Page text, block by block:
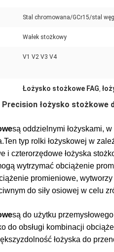
Stal chromowana/GCr15/stal
Wałek stożkowy
V1 V2 V3 V4
Łożysko stożkowe FAG,
Precision łożysko stożkowe
są oddzielnymi łożyskami,
typ rolki łożyskowej w
i czterorzędowe łożyska
wytrzymać obciążenie
promieniowe,
do siły osiowej w celu
są do użytku
do obsługi kombinacji
zdolność łożyska do